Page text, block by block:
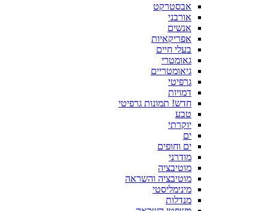
אבסטרקט
אורבני
אנשים
אפריקאיות
בעלי חיים
גאומטרי
גיאומטריים
גרפיטי
דמויות
חדש! תמונות גרפיטי
טבע
יוקרתי
ים
ים וחופים
מודרני
מוטיבציה
מוטיבציה והשראה
מינימליסטי
מנדלות